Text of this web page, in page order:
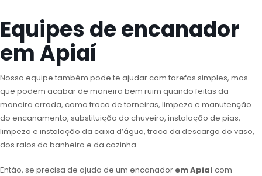
Equipes de encanador
em Apiaí
Nossa equipe também pode te ajudar com tarefas simples, mas
que podem acabar de maneira bem ruim quando feitas da
maneira errada, como troca de torneiras, limpeza e manutenção
do encanamento, substituição do chuveiro, instalação de pias,
limpeza e instalação da caixa d’água, troca da descarga do vaso,
dos ralos do banheiro e da cozinha.
Então, se precisa de ajuda de um encanador em Apiaí com